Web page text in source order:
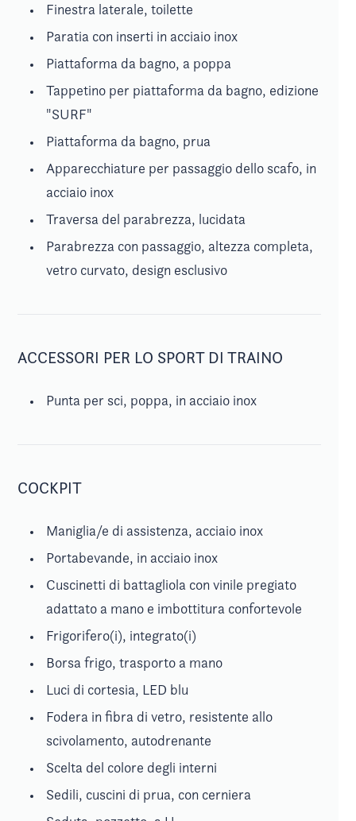
Finestra laterale, toilette
Paratia con inserti in acciaio inox
Piattaforma da bagno, a poppa
Tappetino per piattaforma da bagno, edizione
"SURF"
Piattaforma da bagno, prua
Apparecchiature per passaggio dello scafo, in
acciaio inox
Traversa del parabrezza, lucidata
Parabrezza con passaggio, altezza completa,
vetro curvato, design esclusivo
ACCESSORI PER LO SPORT DI TRAINO
Punta per sci, poppa, in acciaio inox
COCKPIT
Maniglia/e di assistenza, acciaio inox
Portabevande, in acciaio inox
Cuscinetti di battagliola con vinile pregiato
adattato a mano e imbottitura confortevole
Frigorifero(i), integrato(i)
Borsa frigo, trasporto a mano
Luci di cortesia, LED blu
Fodera in fibra di vetro, resistente allo
scivolamento, autodrenante
Scelta del colore degli interni
Sedili, cuscini di prua, con cerniera